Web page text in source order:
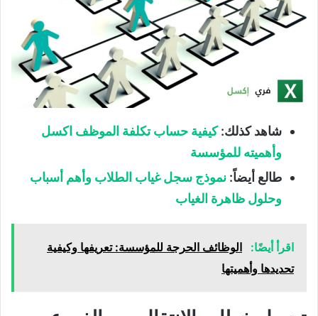
شاهد كذلك:كيفية حساب تكلفة الموظف اكسل
وأهميته للمؤسسة
طالع أيضاً: نموذج سجل غياب الطلاب وأهم أسباب
وحلول ظاهرة الغياب
اقرأ أيضًا:
الوظائف الحرجة للمؤسسة: تعريفها وكيفية
تحديدها وأهميتها